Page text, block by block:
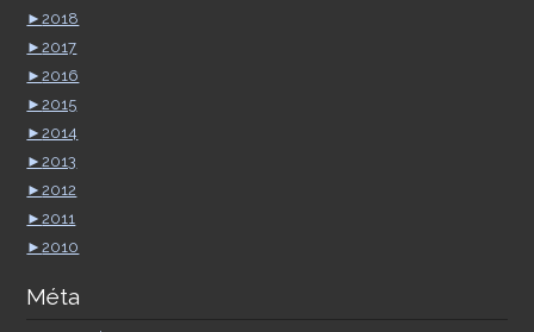
►2018
►2017
►2016
►2015
►2014
►2013
►2012
►2011
►2010
Méta